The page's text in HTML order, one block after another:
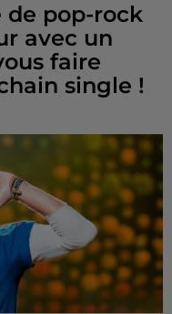
de pop-rock
avec un
faire
single !